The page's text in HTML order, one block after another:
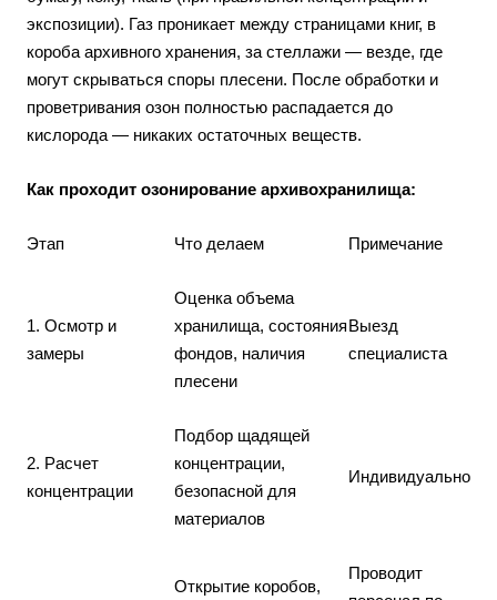
экспозиции). Газ проникает между страницами книг, в
короба архивного хранения, за стеллажи — везде, где
могут скрываться споры плесени. После обработки и
проветривания озон полностью распадается до
кислорода — никаких остаточных веществ.
Как проходит озонирование архивохранилища:
Этап Что делаем Примечание
1. Осмотр и
замеры
Оценка объема
хранилища, состояния
фондов, наличия
плесени
Выезд
специалиста
2. Расчет
концентрации
Подбор щадящей
концентрации,
безопасной для
материалов
Индивидуально
Открытие коробов,
Проводит